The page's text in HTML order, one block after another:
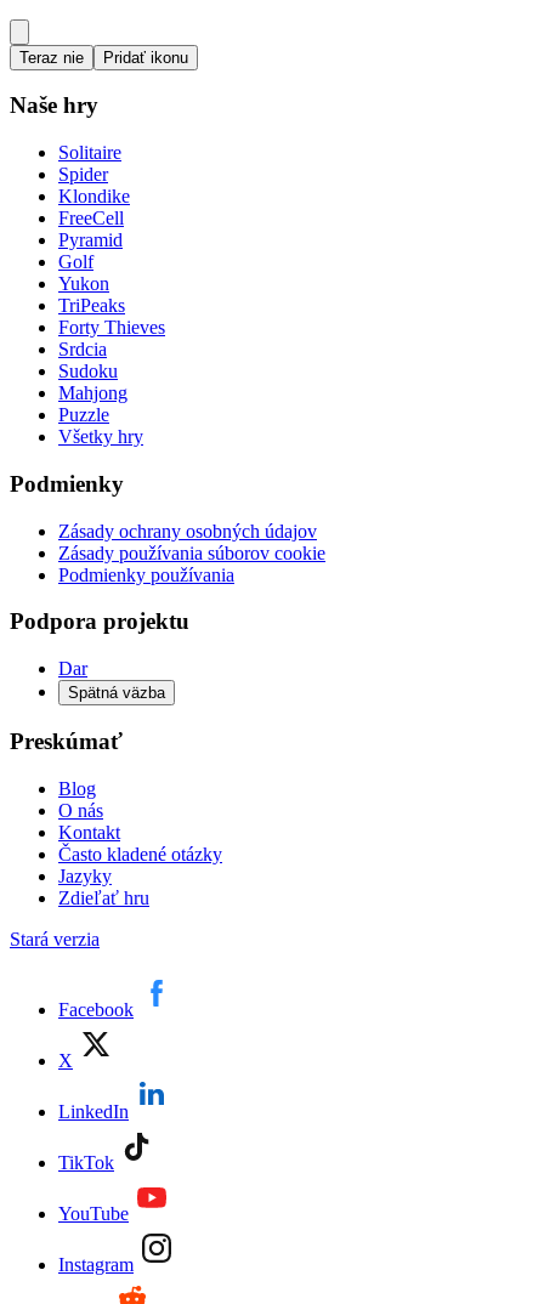
Teraz nie Pridať ikonu
Naše hry
Solitaire
Spider
Klondike
FreeCell
Pyramid
Golf
Yukon
TriPeaks
Forty Thieves
Srdcia
Sudoku
Mahjong
Puzzle
Všetky hry
Podmienky
Zásady ochrany osobných údajov
Zásady používania súborov cookie
Podmienky používania
Podpora projektu
Dar
Spätná väzba
Preskúmať
Blog
O nás
Kontakt
Často kladené otázky
Jazyky
Zdieľať hru
Stará verzia
Facebook
X
LinkedIn
TikTok
YouTube
Instagram